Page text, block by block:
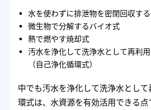
水を使わずに排泄物を密閉回収す
微生物で分解するバイオ式
熱で燃やす焼却式
汚水を浄化して洗浄水として再利
（自己浄化循環式）
中でも汚水を浄化して洗浄水とし
環式は、水資源を有効活用できる